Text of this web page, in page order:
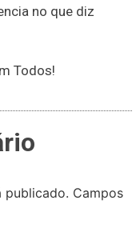
no que diz
Todos!
publicado. Campos